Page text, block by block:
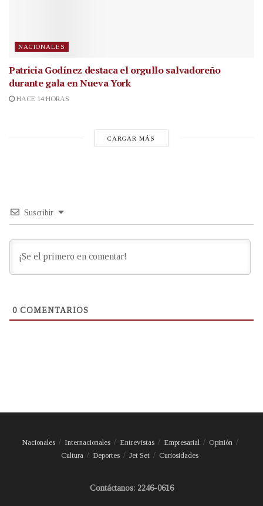
NACIONALES
Patricia Godínez destaca el orgullo salvadoreño
durante gala en Nueva York
HACE 14 HORAS
CARGAR MÁS
Suscribir
0 COMENTARIOS
Nacionales Internacionales Entrevistas Empresarial
Opinión
Cultura
Deportes Jet Set Curiosidades
Contáctanos: 2246-0616